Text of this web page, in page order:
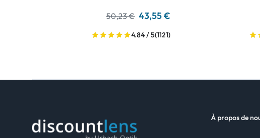
50,23 € 43,55 €
4.84 / 5(1121)
À propos de